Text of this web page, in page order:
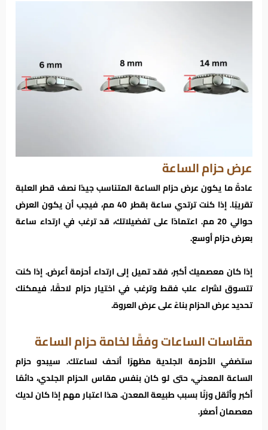
عرض حزام الساعة
عادةً ما يكون عرض حزام الساعة المتناسب جيدًا نصف قطر العلبة
تقريبًا. إذا كنت ترتدي ساعة بقطر 40 مم، فيجب أن يكون العرض
حوالي 20 مم. اعتمادًا على تفضيلاتك، قد ترغب في ارتداء ساعة
بعرض حزام أوسع.
إذا كان معصميك أكبر، فقد تميل إلى ارتداء أحزمة أعرض. إذا كنت
تتسوق لشراء علب فقط وترغب في اختيار حزام لاحقًا، فيمكنك
تحديد عرض الحزام بناءً على عرض العروة.
مقاسات الساعات وفقًا لخامة حزام الساعة
ستضفي الأحزمة الجلدية مظهرًا أنحف لساعتك. سيبدو حزام
الساعة المعدني، حتى لو كان بنفس مقاس الحزام الجلدي، دائمًا
أكبر وأثقل وزنًا بسبب طبيعة المعدن. هذا اعتبار مهم إذا كان لديك
معصمان أصغر.